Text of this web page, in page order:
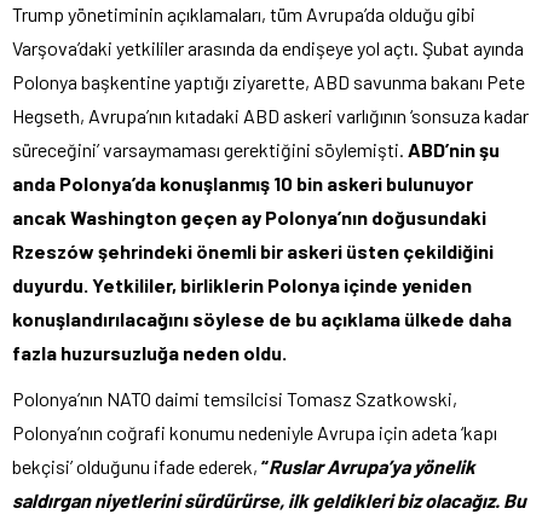
Trump yönetiminin açıklamaları, tüm Avrupa’da olduğu gibi
Varşova’daki yetkililer arasında da endişeye yol açtı. Şubat ayında
Polonya başkentine yaptığı ziyarette, ABD savunma bakanı Pete
Hegseth, Avrupa’nın kıtadaki ABD askeri varlığının ‘sonsuza kadar
süreceğini’ varsaymaması gerektiğini söylemişti. ABD’nin şu
anda Polonya’da konuşlanmış 10 bin askeri bulunuyor
ancak Washington geçen ay Polonya’nın doğusundaki
Rzeszów şehrindeki önemli bir askeri üsten çekildiğini
duyurdu. Yetkililer, birliklerin Polonya içinde yeniden
konuşlandırılacağını söylese de bu açıklama ülkede daha
fazla huzursuzluğa neden oldu.
Polonya’nın NATO daimi temsilcisi Tomasz Szatkowski,
Polonya’nın coğrafi konumu nedeniyle Avrupa için adeta ‘kapı
bekçisi’ olduğunu ifade ederek, “Ruslar Avrupa’ya yönelik
saldırgan niyetlerini sürdürürse, ilk geldikleri biz olacağız. Bu